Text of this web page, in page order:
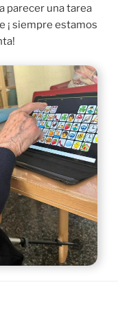
parecer una tarea
¡ siempre estamos